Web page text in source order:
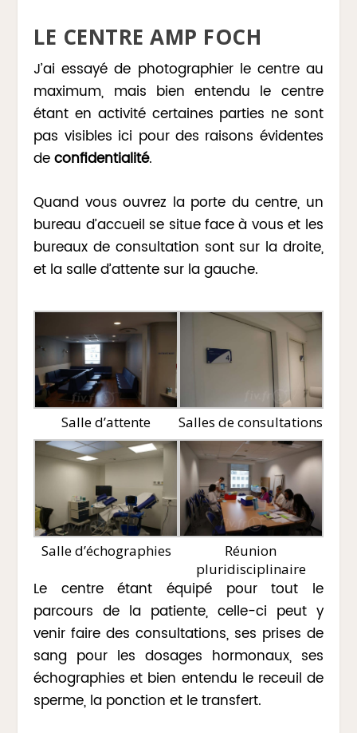
LE CENTRE AMP FOCH
J’ai essayé de photographier le centre au
maximum, mais bien entendu le centre
étant en activité certaines parties ne sont
pas visibles ici pour des raisons évidentes
deconfidentialité.
Quand vous ouvrez la porte du centre, un
bureau d’accueil se situe face à vous et les
bureaux de consultation sont sur la droite,
et la salle d’attente sur la gauche.
Salle d’attente Salles de consultations
Salle d’échographies
Réunion
pluridisciplinaire
Le centre étant équipé pour tout le
parcours de la patiente, celle-ci peut y
venir faire des consultations, ses prises de
sang pour les dosages hormonaux, ses
échographies et bien entendu le receuil de
sperme, la ponction et le transfert.